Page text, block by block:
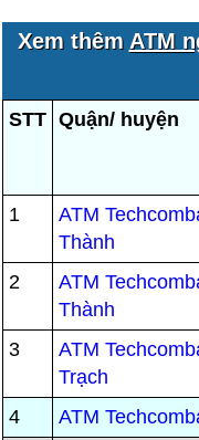
Xem thêm ATM
STT Quận/ huyện
1
ATM
Thành
2
ATM
Thành
3
ATM
Trạch
4 ATM